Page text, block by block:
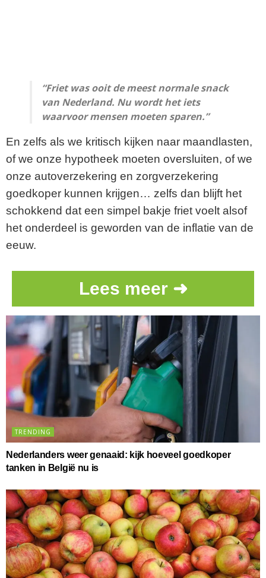
“Friet was ooit de meest normale snack
van Nederland. Nu wordt het iets
waarvoor mensen moeten sparen.”
En zelfs als we kritisch kijken naar maandlasten,
of we onze hypotheek moeten oversluiten, of we
onze autoverzekering en zorgverzekering
goedkoper kunnen krijgen… zelfs dan blijft het
schokkend dat een simpel bakje friet voelt alsof
het onderdeel is geworden van de inflatie van de
eeuw.
Lees meer ➜
TRENDING
Nederlanders weer genaaid: kijk hoeveel goedkoper
tanken in België nu is